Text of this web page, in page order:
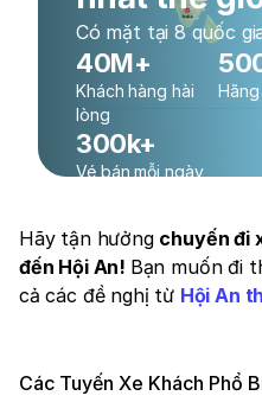
Có mặt tại 8 quốc
40M+
Khách hàng hài
lòng
300k+
Vé bán mỗi ngày
Hãy tận hưởng chuyến đi
đến Hội An! Bạn muốn đi
cả các đề nghị từ Hội An
Các Tuyến Xe Khách Phổ